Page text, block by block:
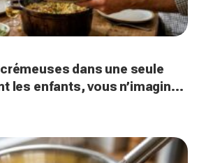
dans une seule
les enfants, vous n’imaginez
fait